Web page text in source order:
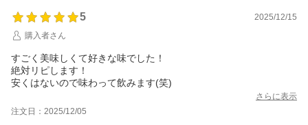
5
2025/12/15
購入者さん
すごく美味しくて好きな味でした！
絶対リピします！
安くはないので味わって飲みます(笑)
さらに表示
注文日：2025/12/05